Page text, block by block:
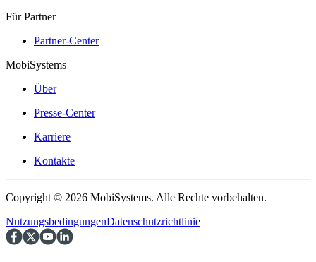
Für Partner
Partner-Center
MobiSystems
Über
Presse-Center
Karriere
Kontakte
Copyright © 2026 MobiSystems. Alle Rechte vorbehalten.
NutzungsbedingungenDatenschutzrichtlinie